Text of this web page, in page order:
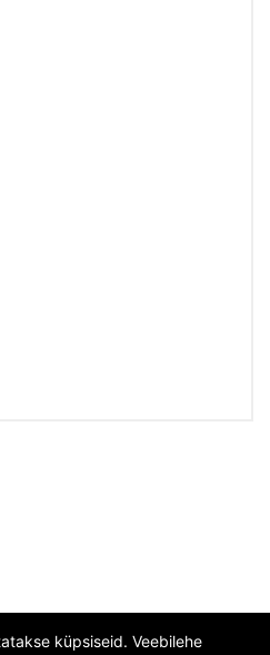
küpsiseid. Veebilehe